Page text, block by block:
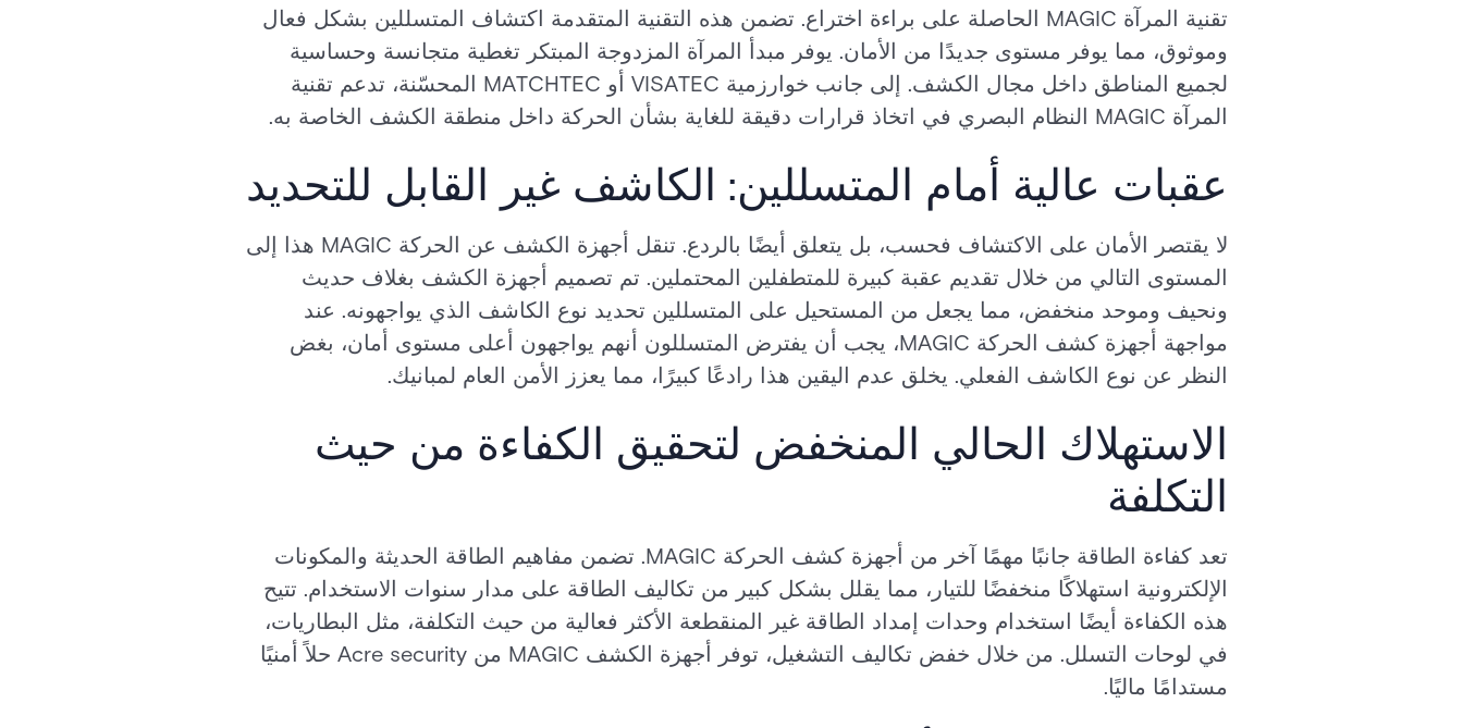
تقنية المرآة MAGIC الحاصلة على براءة اختراع. تضمن هذه التقنية المتقدمة اكتشاف المتسللين بشكل فعال
وموثوق، مما يوفر مستوى جديدًا من الأمان. يوفر مبدأ المرآة المزدوجة المبتكر تغطية متجانسة وحساسية
لجميع المناطق داخل مجال الكشف. إلى جانب خوارزمية VISATEC أو MATCHTEC المحسّنة، تدعم تقنية
المرآة MAGIC النظام البصري في اتخاذ قرارات دقيقة للغاية بشأن الحركة داخل منطقة الكشف الخاصة به.
عقبات عالية أمام المتسللين: الكاشف غير القابل للتحديد
لا يقتصر الأمان على الاكتشاف فحسب، بل يتعلق أيضًا بالردع. تنقل أجهزة الكشف عن الحركة MAGIC هذا إلى
المستوى التالي من خلال تقديم عقبة كبيرة للمتطفلين المحتملين. تم تصميم أجهزة الكشف بغلاف حديث
ونحيف وموحد منخفض، مما يجعل من المستحيل على المتسللين تحديد نوع الكاشف الذي يواجهونه. عند
مواجهة أجهزة كشف الحركة MAGIC، يجب أن يفترض المتسللون أنهم يواجهون أعلى مستوى أمان، بغض
النظر عن نوع الكاشف الفعلي. يخلق عدم اليقين هذا رادعًا كبيرًا، مما يعزز الأمن العام لمبانيك.
الاستهلاك الحالي المنخفض لتحقيق الكفاءة من حيث
التكلفة
تعد كفاءة الطاقة جانبًا مهمًا آخر من أجهزة كشف الحركة MAGIC. تضمن مفاهيم الطاقة الحديثة والمكونات
الإلكترونية استهلاكًا منخفضًا للتيار، مما يقلل بشكل كبير من تكاليف الطاقة على مدار سنوات الاستخدام. تتيح
هذه الكفاءة أيضًا استخدام وحدات إمداد الطاقة غير المنقطعة الأكثر فعالية من حيث التكلفة، مثل البطاريات،
في لوحات التسلل. من خلال خفض تكاليف التشغيل، توفر أجهزة الكشف MAGIC من Acre security حلاً أمنيًا
مستدامًا ماليًا.